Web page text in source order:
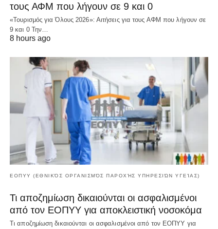
τους ΑΦΜ που λήγουν σε 9 και 0
«Τουρισμός για Όλους 2026»: Αιτήσεις για τους ΑΦΜ που λήγουν σε
9 και 0 Την…
8 hours ago
ΕΟΠΥΥ (ΕΘΝΙΚΌΣ ΟΡΓΑΝΙΣΜΌΣ ΠΑΡΟΧΉΣ ΥΠΗΡΕΣΙΏΝ ΥΓΕΊΑΣ)
Τι αποζημίωση δικαιούνται οι ασφαλισμένοι
από τον ΕΟΠΥΥ για αποκλειστική νοσοκόμα
Τι αποζημίωση δικαιούνται οι ασφαλισμένοι από τον ΕΟΠΥΥ για